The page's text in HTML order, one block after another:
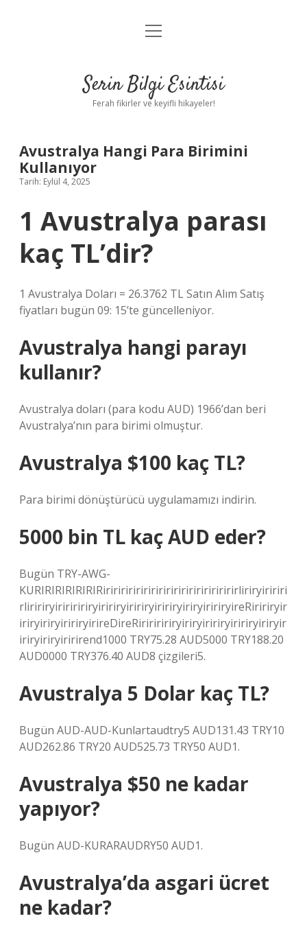
Anasayfa
Yasal Uyarı
menüyü
Serin Bilgi Esintisi
Ferah fikirler ve keyifli hikayeler!
Avustralya Hangi Para Birimini
Kullanıyor
Tarih: Eylül 4, 2025
1 Avustralya parası
kaç TL’dir?
1 Avustralya Doları = 26.3762 TL Satın Alım Satış
fiyatları bugün 09: 15’te güncelleniyor.
Avustralya hangi parayı
kullanır?
Avustralya doları (para kodu AUD) 1966’dan beri
Avustralya’nın para birimi olmuştur.
Avustralya $100 kaç TL?
Para birimi dönüştürücü uygulamamızı indirin.
5000 bin TL kaç AUD eder?
Bugün TRY-AWG-
KURIRIRIRIRIRIRiriririririririririririririririririrliriryiririri
rliririryiririririryiririryiririryiririryiriryiririryireRiririryir
iriryiriryiririryirireDireRiririririryiriryiririryiririryiriryir
iriryiriryiririrend1000 TRY75.28 AUD5000 TRY188.20
AUD0000 TRY376.40 AUD8 çizgileri5.
Avustralya 5 Dolar kaç TL?
Bugün AUD-AUD-Kunlartaudtry5 AUD131.43 TRY10
AUD262.86 TRY20 AUD525.73 TRY50 AUD1.
Avustralya $50 ne kadar
yapıyor?
Bugün AUD-KURARAUDRY50 AUD1.
Avustralya’da asgari ücret
ne kadar?